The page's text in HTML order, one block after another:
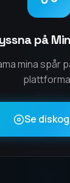
på
mina spår
Se